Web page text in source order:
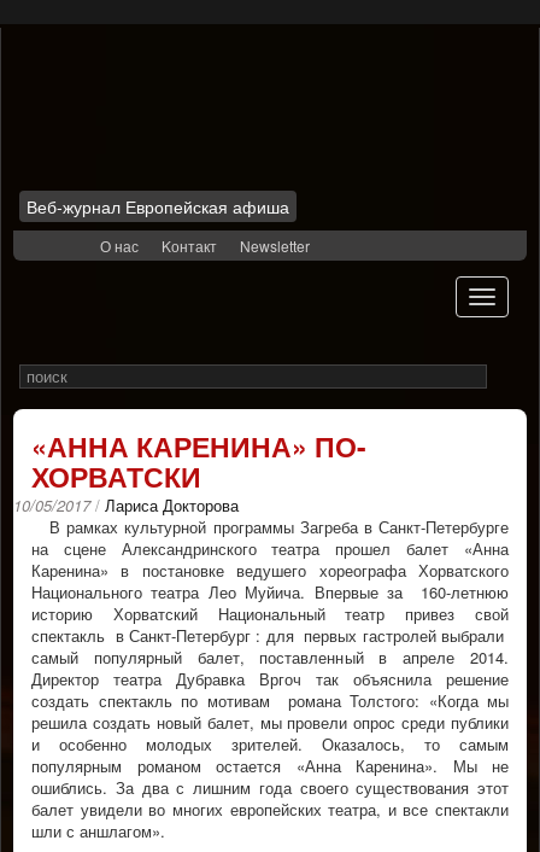
Веб-журнал Европейская афиша
О нас Kонтакт Newsletter
Toggle
Search
for
«АННА КАРЕНИНА» ПО-
ХОРВАТСКИ
10/05/2017 / Лариса Докторова
В рамках культурной программы Загреба в Санкт-Петербурге
на сцене Александринского театра прошел балет «Анна
Каренина» в постановке ведушего хореографа Хорватского
Национального театра Лео Муйича. Впервые за 160-летнюю
историю Хорватский Национальный театр привез свой
спектакль в Санкт-Петербург : для первых гастролей выбрали
самый популярный балет, поставленный в апреле 2014.
Директор театра Дубравка Вргоч так объяснила решение
создать спектакль по мотивам романа Толстого: «Когда мы
решила создать новый балет, мы провели опрос среди публики
и особенно молодых зрителей. Оказалось, то самым
популярным романом остается «Анна Каренина». Мы не
ошиблись. За два с лишним года своего существования этот
балет увидели во многих европейских театра, и все спектакли
шли с аншлагом».